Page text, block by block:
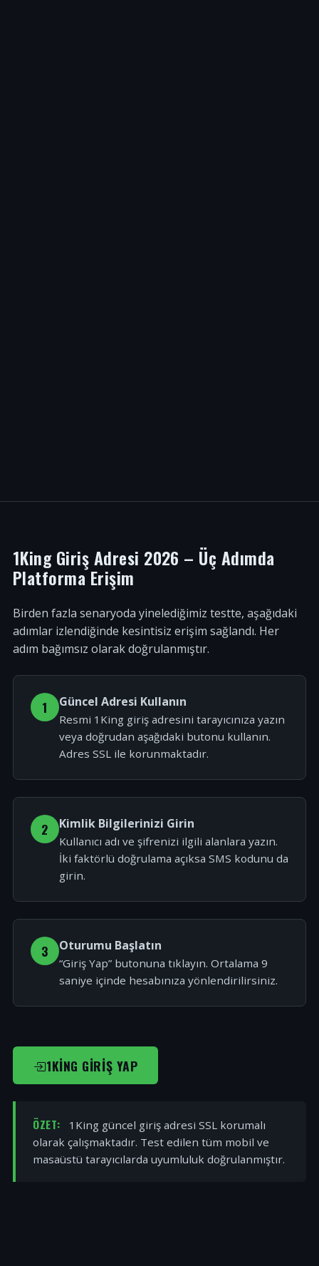
1King Giriş Adresi 2026 – Üç Adımda
Platforma Erişim
Birden fazla senaryoda yinelediğimiz testte, aşağıdaki
adımlar izlendiğinde kesintisiz erişim sağlandı. Her
adım bağımsız olarak doğrulanmıştır.
1 Güncel Adresi Kullanın
Resmi 1King giriş adresini tarayıcınıza yazın
veya doğrudan aşağıdaki butonu kullanın.
Adres SSL ile korunmaktadır.
2 Kimlik Bilgilerinizi Girin
Kullanıcı adı ve şifrenizi ilgili alanlara yazın.
İki faktörlü doğrulama açıksa SMS kodunu da
girin.
3 Oturumu Başlatın
“Giriş Yap” butonuna tıklayın. Ortalama 9
saniye içinde hesabınıza yönlendirilirsiniz.
1KING GIRIŞ YAP
ÖZET:
1King güncel giriş adresi SSL korumalı
olarak çalışmaktadır. Test edilen tüm mobil ve
masaüstü tarayıcılarda uyumluluk doğrulanmıştır.